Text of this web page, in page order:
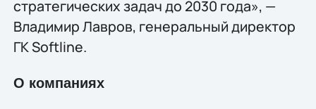
стратегических задач до 2030 года», —
Владимир Лавров, генеральный директор
ГК Softline.
О компаниях